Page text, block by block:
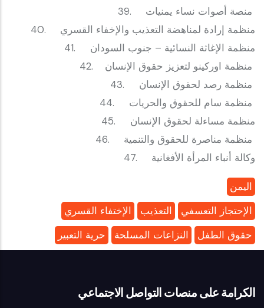
‎40. منظمة إرادة لمناهضة التعذيب والإخفاء القسري
‎41. منظمة الإغاثة النسائية – جنوب السودان
‎45. منظمة مساءلة لحقوق الإنسان
‎47. وكالة أنباء المرأة الأفغانية
اليمن
الإختفاء القسري
التعذيب
الإحتجاز التعسفي
حرية التعبير
النزاعات المسلحة حقوق الطفل
الكرامة على منصات التواصل الاجتماعي